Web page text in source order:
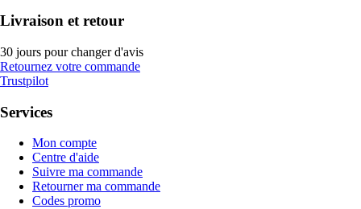
Livraison et retour
30 jours pour changer d'avis
Retournez votre commande
Trustpilot
Services
Mon compte
Centre d'aide
Suivre ma commande
Retourner ma commande
Codes promo